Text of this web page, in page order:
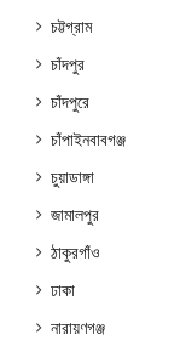
চট্টগ্রাম
চাঁদপুর
চাঁদপুরে
চাঁপাইনবাবগঞ্জ
চুয়াডাঙ্গা
জামালপুর
ঠাকুরগাঁও
ঢাকা
নারায়ণগঞ্জ